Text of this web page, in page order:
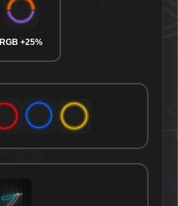
RGB +25%